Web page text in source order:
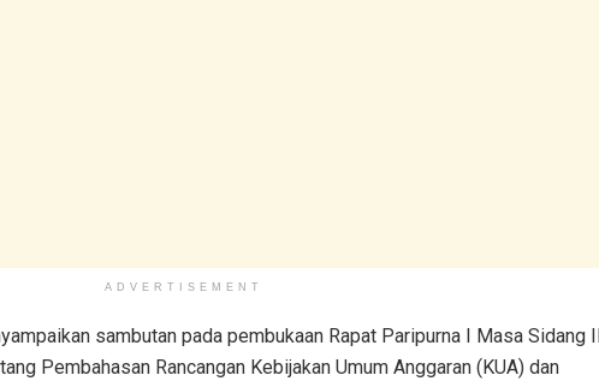
ADVERTISEMENT
sambutan pada pembukaan Rapat Paripurna I Masa Sidang III
Pembahasan Rancangan Kebijakan Umum Anggaran (KUA) dan